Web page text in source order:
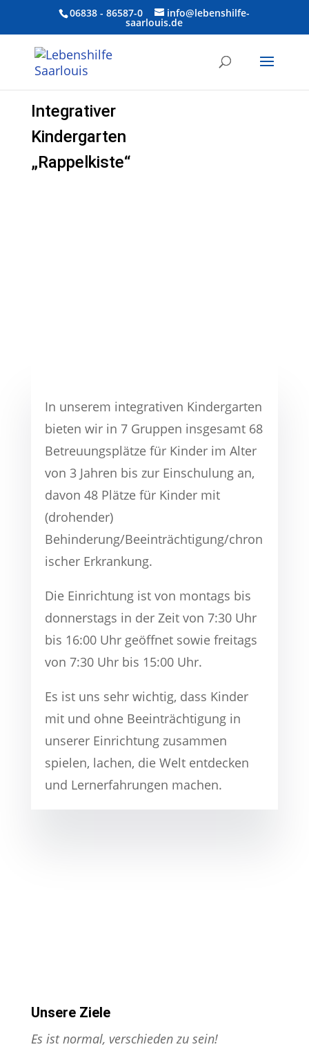
06838 - 86587-0 info@lebenshilfe-
saarlouis.de
Inte­grativer
Kinder­garten
„Rappel­kiste“
In unserem integrativen Kindergarten
bieten wir in 7 Gruppen insgesamt 68
Betreuungsplätze für Kinder im Alter
von 3 Jahren bis zur Einschulung an,
davon 48 Plätze für Kinder mit
(drohender)
Behinderung/Beeinträchtigung/chron
ischer Erkrankung.
Die Einrichtung ist von montags bis
donnerstags in der Zeit von 7:30 Uhr
bis 16:00 Uhr geöffnet sowie freitags
von 7:30 Uhr bis 15:00 Uhr.
Es ist uns sehr wichtig, dass Kinder
mit und ohne Beeinträchtigung in
unserer Einrichtung zusammen
spielen, lachen, die Welt entdecken
und Lernerfahrungen machen.
Unsere Ziele
Es ist normal, verschieden zu sein!